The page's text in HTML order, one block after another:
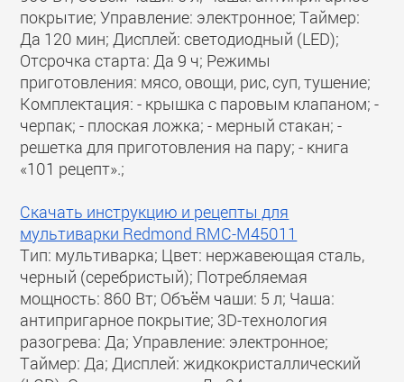
покрытие; Управление: электронное; Таймер:
Да 120 мин; Дисплей: светодиодный (LED);
Отсрочка старта: Да 9 ч; Режимы
приготовления: мясо, овощи, рис, суп, тушение;
Комплектация: - крышка с паровым клапаном; -
черпак; - плоская ложка; - мерный стакан; -
решетка для приготовления на пару; - книга
«101 рецепт».;
Скачать инструкцию и рецепты для
мультиварки Redmond RMC-M45011
Тип: мультиварка; Цвет: нержавеющая сталь,
черный (серебристый); Потребляемая
мощность: 860 Вт; Объём чаши: 5 л; Чаша:
антипригарное покрытие; 3D-технология
разогрева: Да; Управление: электронное;
Таймер: Да; Дисплей: жидкокристаллический